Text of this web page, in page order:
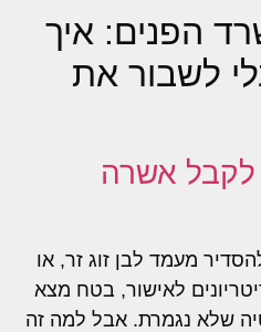
הפנים: איך
לשבור את
אשרה
מעמד לבן זוג זר, או
לאישור, בטח מצא
שלא נגמרת. אבל למה זה